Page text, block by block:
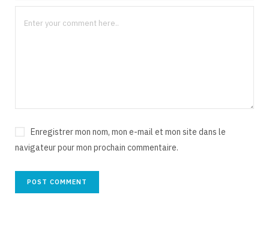
Enregistrer mon nom, mon e-mail et mon site dans le
navigateur pour mon prochain commentaire.